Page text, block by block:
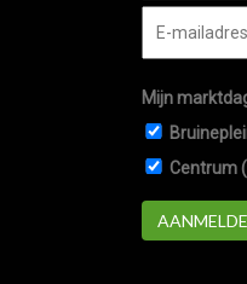
Mijn
Centrum